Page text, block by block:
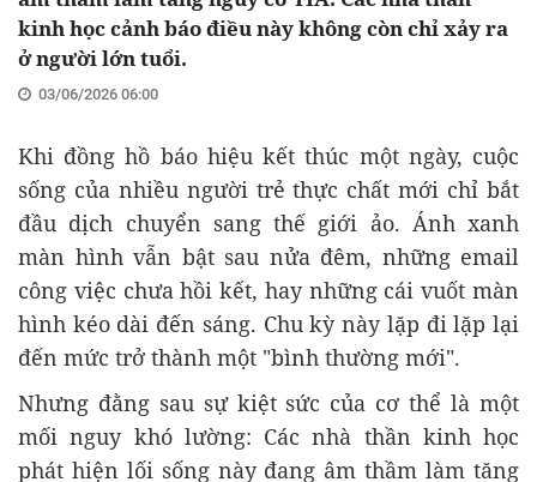
kinh học cảnh báo điều này không còn chỉ xảy ra
ở người lớn tuổi.
03/06/2026 06:00
Khi đồng hồ báo hiệu kết thúc một ngày, cuộc
sống của nhiều người trẻ thực chất mới chỉ bắt
đầu dịch chuyển sang thế giới ảo. Ánh xanh
màn hình vẫn bật sau nửa đêm, những email
công việc chưa hồi kết, hay những cái vuốt màn
hình kéo dài đến sáng. Chu kỳ này lặp đi lặp lại
đến mức trở thành một "bình thường mới".
Nhưng đằng sau sự kiệt sức của cơ thể là một
mối nguy khó lường: Các nhà thần kinh học
phát hiện lối sống này đang âm thầm làm tăng